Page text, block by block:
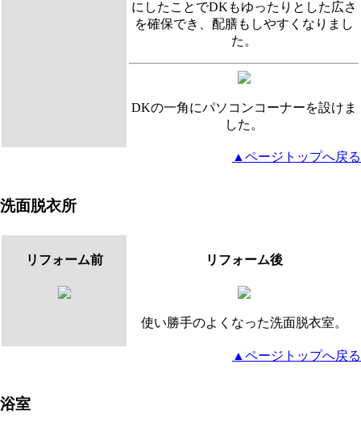
にしたことでDKもゆったりとした広さ
を確保でき、配膳もしやすくなりまし
た。
DKの一角にパソコンコーナーを設けま
した。
▲ページトップへ戻る
洗面脱衣所
リフォーム前 リフォーム後
使い勝手のよくなった洗面脱衣室。
▲ページトップへ戻る
浴室